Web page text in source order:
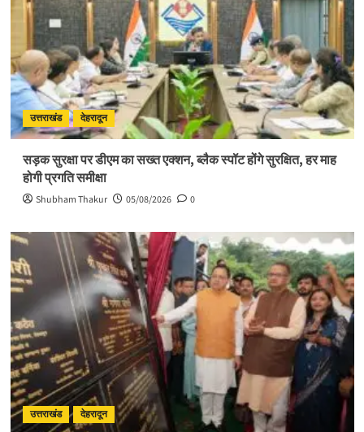
उत्तराखंड देहरादून
सड़क सुरक्षा पर डीएम का सख्त एक्शन, ब्लैक स्पॉट होंगे सुरक्षित, हर माह
होगी प्रगति समीक्षा
Shubham Thakur 05/08/2026 0
उत्तराखंड देहरादून